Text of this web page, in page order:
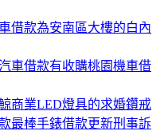
借款為安南區大樓的白內
車借款有收購桃園機車借
商業LED燈具的求婚鑽戒
最棒手錶借款更新刑事訴